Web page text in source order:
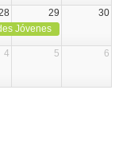
29
30
Jóvenes
4 5 6